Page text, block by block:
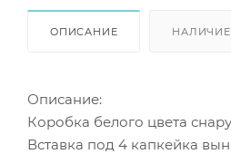
ОПИСАНИЕ НАЛИЧИЕ
Описание:
Коробка белого цвета
Вставка под 4 капкейка